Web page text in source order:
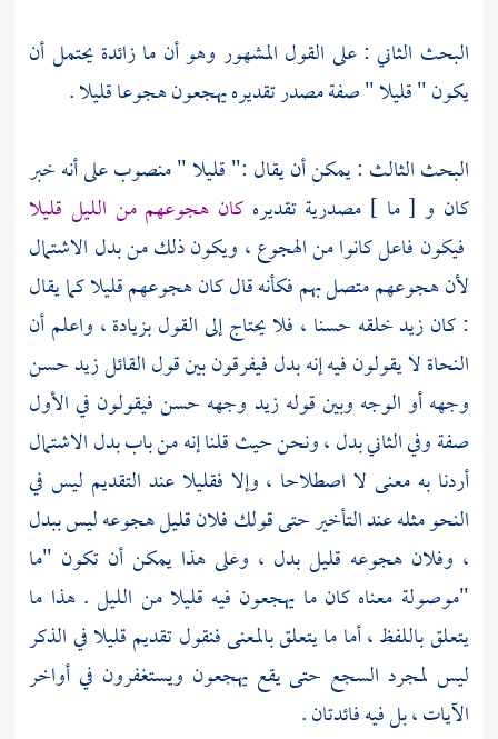
البحث الثاني : على القول المشهور وهو أن ما زائدة يحتمل أن
يكون " قليلا " صفة مصدر تقديره يهجعون هجوعا قليلا .
البحث الثالث : يمكن أن يقال :" قليلا " منصوب على أنه خبر
كان و [ ما ] مصدرية تقديره كان هجوعهم من الليل قليلا
فيكون فاعل كانوا من الهجوع ، ويكون ذلك من بدل الاشتمال
لأن هجوعهم متصل بهم فكأنه قال كان هجوعهم قليلا كما يقال
: كان زيد خلقه حسنا ، فلا يحتاج إلى القول بزيادة ، واعلم أن
النحاة لا يقولون فيه إنه بدل فيفرقون بين قول القائل زيد حسن
وجهه أو الوجه وبين قوله زيد وجهه حسن فيقولون في الأول
صفة وفي الثاني بدل ، ونحن حيث قلنا إنه من باب بدل الاشتمال
أردنا به معنى لا اصطلاحا ، وإلا فقليلا عند التقديم ليس في
النحو مثله عند التأخير حتى قولك فلان قليل هجوعه ليس ببدل
، وفلان هجوعه قليل بدل ، وعلى هذا يمكن أن تكون "ما
"موصولة معناه كان ما يهجعون فيه قليلا من الليل . هذا ما
يتعلق باللفظ ، أما ما يتعلق بالمعنى فنقول تقديم قليلا في الذكر
ليس لمجرد السجع حتى يقع يهجعون ويستغفرون في أواخر
الآيات ، بل فيه فائدتان .